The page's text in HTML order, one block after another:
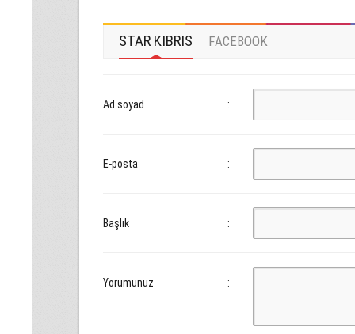
STAR KIBRIS FACEBOOK
Ad soyad :
E-posta :
Başlık :
Yorumunuz :